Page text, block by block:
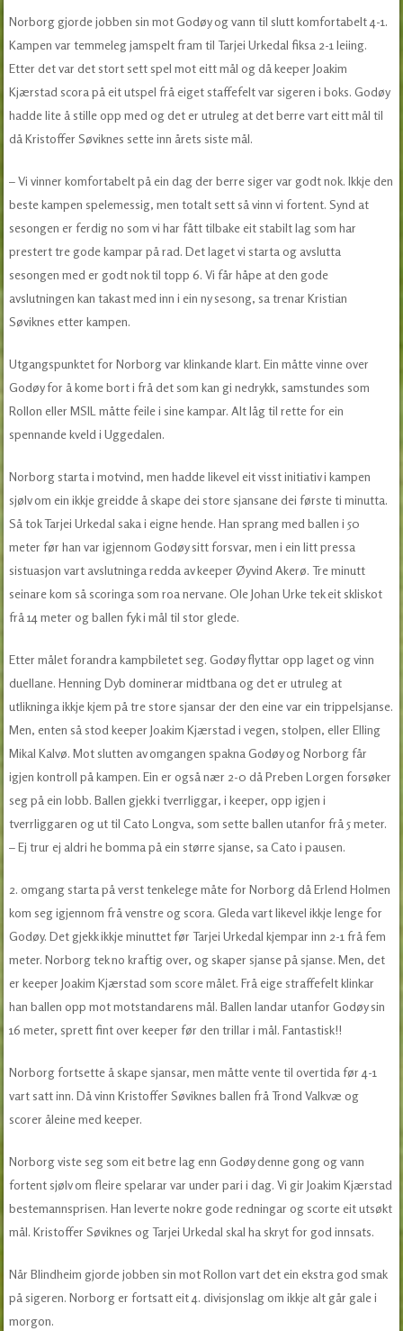
Norborg gjorde jobben sin mot Godøy og vann til slutt komfortabelt 4-1.
Kampen var temmeleg jamspelt fram til Tarjei Urkedal fiksa 2-1 leiing.
Etter det var det stort sett spel mot eitt mål og då keeper Joakim
Kjærstad scora på eit utspel frå eiget staffefelt var sigeren i boks. Godøy
hadde lite å stille opp med og det er utruleg at det berre vart eitt mål til
då Kristoffer Søviknes sette inn årets siste mål.
– Vi vinner komfortabelt på ein dag der berre siger var godt nok. Ikkje den
beste kampen spelemessig, men totalt sett så vinn vi fortent. Synd at
sesongen er ferdig no som vi har fått tilbake eit stabilt lag som har
prestert tre gode kampar på rad. Det laget vi starta og avslutta
sesongen med er godt nok til topp 6. Vi får håpe at den gode
avslutningen kan takast med inn i ein ny sesong, sa trenar Kristian
Søviknes etter kampen.
Utgangspunktet for Norborg var klinkande klart. Ein måtte vinne over
Godøy for å kome bort i frå det som kan gi nedrykk, samstundes som
Rollon eller MSIL måtte feile i sine kampar. Alt låg til rette for ein
spennande kveld i Uggedalen.
Norborg starta i motvind, men hadde likevel eit visst initiativ i kampen
sjølv om ein ikkje greidde å skape dei store sjansane dei første ti minutta.
Så tok Tarjei Urkedal saka i eigne hende. Han sprang med ballen i 50
meter før han var igjennom Godøy sitt forsvar, men i ein litt pressa
sistuasjon vart avslutninga redda av keeper Øyvind Akerø. Tre minutt
seinare kom så scoringa som roa nervane. Ole Johan Urke tek eit skliskot
frå 14 meter og ballen fyk i mål til stor glede.
Etter målet forandra kampbiletet seg. Godøy flyttar opp laget og vinn
duellane. Henning Dyb dominerar midtbana og det er utruleg at
utlikninga ikkje kjem på tre store sjansar der den eine var ein trippelsjanse.
Men, enten så stod keeper Joakim Kjærstad i vegen, stolpen, eller Elling
Mikal Kalvø. Mot slutten av omgangen spakna Godøy og Norborg får
igjen kontroll på kampen. Ein er også nær 2-0 då Preben Lorgen forsøker
seg på ein lobb. Ballen gjekk i tverrliggar, i keeper, opp igjen i
tverrliggaren og ut til Cato Longva, som sette ballen utanfor frå 5 meter.
– Ej trur ej aldri he bomma på ein større sjanse, sa Cato i pausen.
2. omgang starta på verst tenkelege måte for Norborg då Erlend Holmen
kom seg igjennom frå venstre og scora. Gleda vart likevel ikkje lenge for
Godøy. Det gjekk ikkje minuttet før Tarjei Urkedal kjempar inn 2-1 frå fem
meter. Norborg tek no kraftig over, og skaper sjanse på sjanse. Men, det
er keeper Joakim Kjærstad som score målet. Frå eige straffefelt klinkar
han ballen opp mot motstandarens mål. Ballen landar utanfor Godøy sin
16 meter, sprett fint over keeper før den trillar i mål. Fantastisk!!
Norborg fortsette å skape sjansar, men måtte vente til overtida før 4-1
vart satt inn. Då vinn Kristoffer Søviknes ballen frå Trond Valkvæ og
scorer åleine med keeper.
Norborg viste seg som eit betre lag enn Godøy denne gong og vann
fortent sjølv om fleire spelarar var under pari i dag. Vi gir Joakim Kjærstad
bestemannsprisen. Han leverte nokre gode redningar og scorte eit utsøkt
mål. Kristoffer Søviknes og Tarjei Urkedal skal ha skryt for god innsats.
Når Blindheim gjorde jobben sin mot Rollon vart det ein ekstra god smak
på sigeren. Norborg er fortsatt eit 4. divisjonslag om ikkje alt går gale i
morgon.